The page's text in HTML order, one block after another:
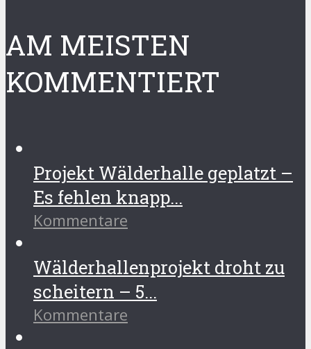
AM MEISTEN
KOMMENTIERT
Projekt Wälderhalle geplatzt –
Es fehlen knapp...
Kommentare
Wälderhallenprojekt droht zu
scheitern – 5...
Kommentare